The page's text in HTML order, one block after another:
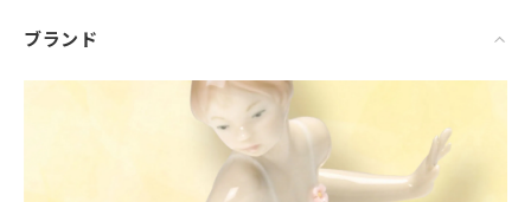
ブランド